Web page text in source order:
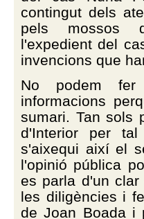
contingut dels
pels mossos
l'expedient del
invencions que
No podem fer
informacions
sumari. Tan sols
d'Interior per
s'aixequi així el
l'opinió pública
es parla d'un
les diligències i
de Joan Boada i